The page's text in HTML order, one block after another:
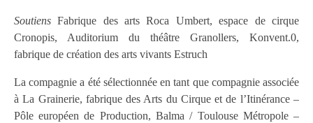
SoutiensFabrique des arts Roca Umbert, espace de cirque
Cronopis, Auditorium du théâtre Granollers, Konvent.0,
fabrique de création des arts vivants Estruch
La compagnie a été sélectionnée en tant que compagnie associée
à La Grainerie, fabrique des Arts du Cirque et de l’Itinérance –
Pôle européen de Production, Balma / Toulouse Métropole –